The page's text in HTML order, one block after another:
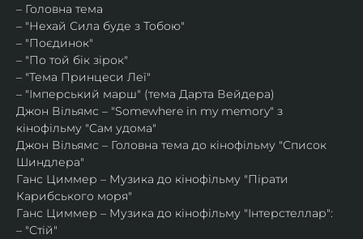
– Головна тема
– "Нехай Сила буде з Тобою"
– "Поєдинок"
– "По той бік зірок"
– "Тема Принцеси Леї"
– "Імперський марш" (тема Дарта Вейдера)
Джон Вільямс – "Somewhere in my memory" з
кінофільму "Сам удома"
Джон Вільямс – Головна тема до кінофільму "Список
Шиндлера"
Ганс Циммер – Музика до кінофільму "Пірати
Карибського моря"
Ганс Циммер – Музика до кінофільму "Інтерстеллар":
– "Стій"